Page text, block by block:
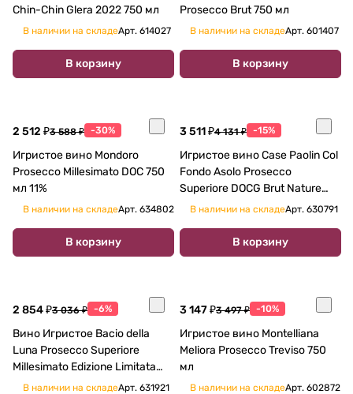
Chin-Chin Glera 2022 750 мл
В наличии на складеАрт. 614027
В корзину
Prosecco Brut 750 мл
В наличии на складеАрт. 601407
В корзину
2 512 ₽3 588 ₽ -30%
Игристое вино Mondoro
Prosecco Millesimato DOC 750
мл 11%
В наличии на складеАрт. 634802
В корзину
3 511 ₽4 131 ₽ -15%
Игристое вино Case Paolin Col
Fondo Asolo Prosecco
Superiore DOCG Brut Nature
2022 750 мл
В наличии на складеАрт. 630791
В корзину
2 854 ₽3 036 ₽ -6%
Вино Игристое Bacio della
Luna Prosecco Superiore
Millesimato Edizione Limitata
750 мл
В наличии на складеАрт. 631921
3 147 ₽3 497 ₽ -10%
Игристое вино Montelliana
Meliora Prosecco Treviso 750
мл
В наличии на складеАрт. 602872